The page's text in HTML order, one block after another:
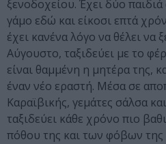
ξενοδοχείου. Έχει δύο
γάμο εδώ και είκοσι επτά
έχει κανένα λόγο να θέλει να
Αύγουστο, ταξιδεύει με το
είναι θαμμένη η μητέρα της,
έναν νέο εραστή. Μέσα σε
Καραϊβικής, γεμάτες σάλσα
ταξιδεύει κάθε χρόνο πιο
πόθου της και των φόβων της